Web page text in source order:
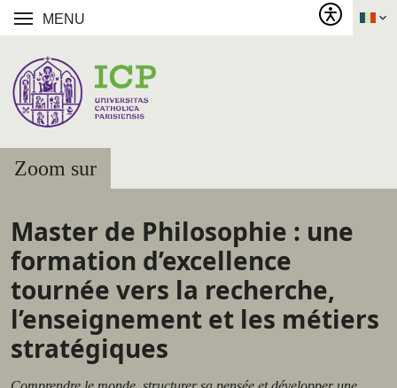
MENU
Zoom sur
Master de Philosophie : une
formation d’excellence
tournée vers la recherche,
l’enseignement et les métiers
stratégiques